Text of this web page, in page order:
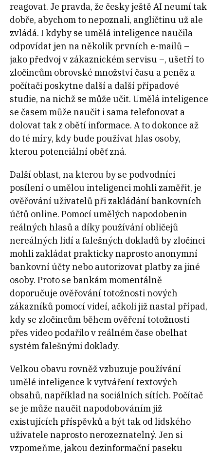
reagovat. Je pravda, že česky ještě AI neumí tak
dobře, abychom to nepoznali, angličtinu už ale
zvládá. I kdyby se umělá inteligence naučila
odpovídat jen na několik prvních e-mailů –
jako předvoj v zákaznickém servisu –, ušetří to
zločincům obrovské množství času a peněz a
počítači poskytne další a další případové
studie, na nichž se může učit. Umělá inteligence
se časem může naučit i sama telefonovat a
dolovat tak z obětí informace. A to dokonce až
do té míry, kdy bude používat hlas osoby,
kterou potenciální oběť zná.
Další oblast, na kterou by se podvodníci
posílení o umělou inteligenci mohli zaměřit, je
ověřování uživatelů při zakládání bankovních
účtů online. Pomocí umělých napodobenin
reálných hlasů a díky používání obličejů
nereálných lidí a falešných dokladů by zločinci
mohli zakládat prakticky naprosto anonymní
bankovní účty nebo autorizovat platby za jiné
osoby. Proto se bankám momentálně
doporučuje ověřování totožnosti nových
zákazníků pomocí videí, ačkoli již nastal případ,
kdy se zločincům během ověření totožnosti
přes video podařilo v reálném čase obelhat
systém falešnými doklady.
Velkou obavu rovněž vzbuzuje používání
umělé inteligence k vytváření textových
obsahů, například na sociálních sítích. Počítač
se je může naučit napodobováním již
existujících příspěvků a být tak od lidského
uživatele naprosto nerozeznatelný. Jen si
vzpomeňme, jakou dezinformační paseku